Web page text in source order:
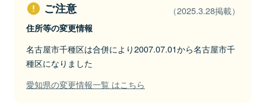
ご注意 （2025.3.28掲載）
住所等の変更情報
名古屋市千種区は合併により2007.07.01から名古屋市千
種区になりました
愛知県の変更情報一覧 はこちら